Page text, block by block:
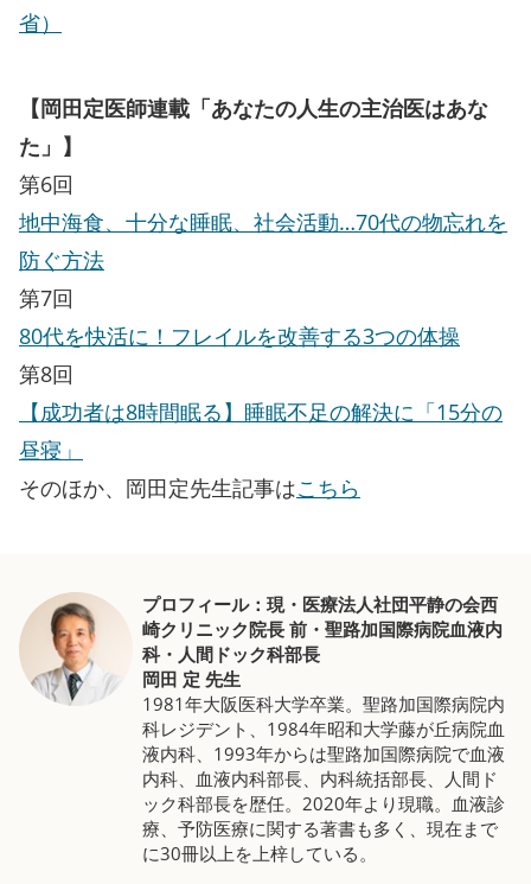
省）
【岡田定医師連載「あなたの人生の主治医はあな
た」】
第6回
地中海食、十分な睡眠、社会活動…70代の物忘れを
防ぐ方法
第7回
80代を快活に！フレイルを改善する3つの体操
第8回
【成功者は8時間眠る】睡眠不足の解決に「15分の
昼寝」
そのほか、岡田定先生記事はこちら
プロフィール：現・医療法人社団平静の会西
崎クリニック院長 前・聖路加国際病院血液内
科・人間ドック科部長
岡田 定 先生
1981年大阪医科大学卒業。聖路加国際病院内
科レジデント、1984年昭和大学藤が丘病院血
液内科、1993年からは聖路加国際病院で血液
内科、血液内科部長、内科統括部長、人間ド
ック科部長を歴任。2020年より現職。血液診
療、予防医療に関する著書も多く、現在まで
に30冊以上を上梓している。